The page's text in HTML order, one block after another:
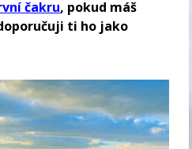
čakru, pokud máš
ti ho jako